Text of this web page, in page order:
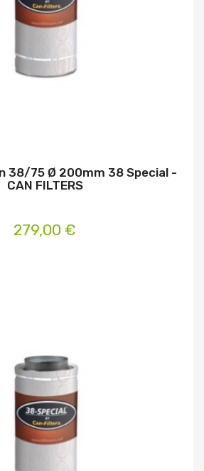
38/75 Ø 200mm 38 Special -
CAN FILTERS
279,00 €